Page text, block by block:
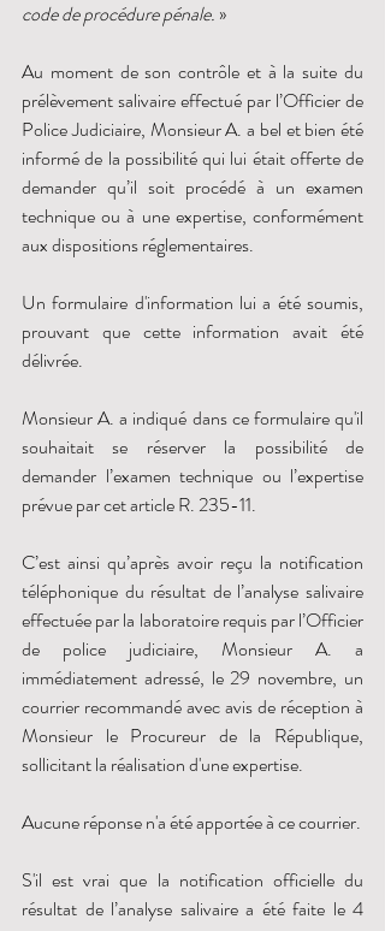
code de procédure pénale. »
Au moment de son contrôle et à la suite du
prélèvement salivaire effectué par l’Officier de
Police Judiciaire, Monsieur A. a bel et bien été
informé de la possibilité qui lui était offerte de
demander qu’il soit procédé à un examen
technique ou à une expertise, conformément
aux dispositions réglementaires.
Un formulaire d'information lui a été soumis,
prouvant que cette information avait été
délivrée.
Monsieur A. a indiqué dans ce formulaire qu'il
souhaitait se réserver la possibilité de
demander l’examen technique ou l’expertise
prévue par cet article R. 235-11.
C’est ainsi qu’après avoir reçu la notification
téléphonique du résultat de l’analyse salivaire
effectuée par la laboratoire requis par l’Officier
de police judiciaire, Monsieur A. a
immédiatement adressé, le 29 novembre, un
courrier recommandé avec avis de réception à
Monsieur le Procureur de la République,
sollicitant la réalisation d'une expertise.
S'il est vrai que la notification officielle du
résultat de l’analyse salivaire a été faite le 4